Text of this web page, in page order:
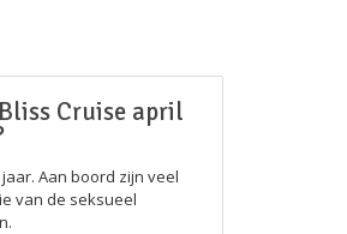
Cruise april
Aan boord zijn veel
van de seksueel